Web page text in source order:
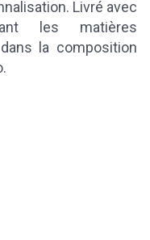
Livré avec
les matières
la composition